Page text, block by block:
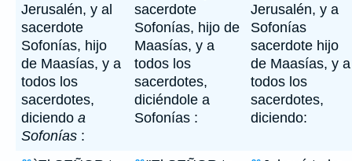
Jerusalén, y al
sacerdote
Sofonías, hijo
de Maasías, y a
todos los
sacerdotes,
diciendo a
Sofonías :
sacerdote
Sofonías, hijo de
Maasías, y a
todos los
sacerdotes,
diciéndole a
Sofonías :
Jerusalén, y a
Sofonías
sacerdote hijo
de Maasías, y a
todos los
sacerdotes,
diciendo: